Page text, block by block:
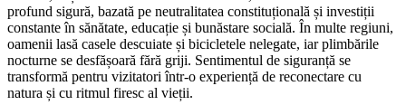
profund sigură, bazată pe neutralitatea constituțională și investiții
constante în sănătate, educație și bunăstare socială. În multe regiuni,
oamenii lasă casele descuiate și bicicletele nelegate, iar plimbările
nocturne se desfășoară fără griji. Sentimentul de siguranță se
transformă pentru vizitatori într-o experiență de reconectare cu
natura și cu ritmul firesc al vieții.